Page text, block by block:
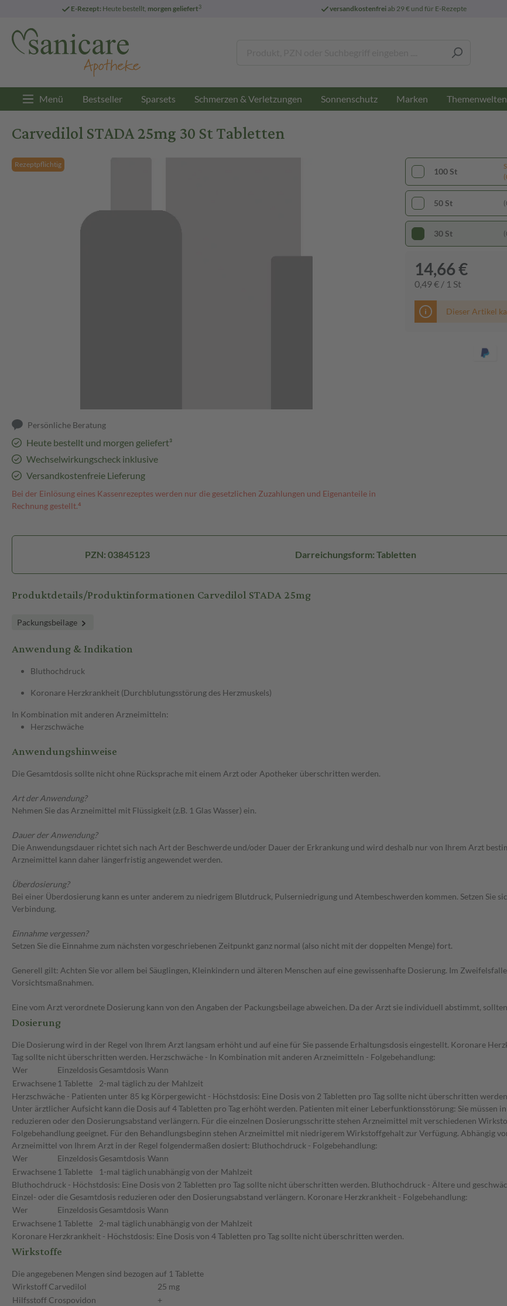
E-Rezept: Heute bestellt, morgen geliefert3 versandkostenfreiab 29 € und für E-Rezepte
Menü Bestseller Sparsets Schmerzen & Verletzungen Sonnenschutz Marken Themenwelten
Carvedilol STADA 25mg 30 St Tabletten
Rezeptpflichtig
Persönliche Beratung
Heute bestellt und morgen geliefert³
Wechselwirkungscheck inklusive
Versandkostenfreie Lieferung
Bei der Einlösung eines Kassenrezeptes werden nur die gesetzlichen Zuzahlungen und Eigenanteile in
Rechnung gestellt.⁴
100 St
50 St
30 St
14,66 €
0,49 € / 1 St
Dieser Artikel
PZN: 03845123 Darreichungsform: Tabletten
Produktdetails/Produktinformationen Carvedilol STADA 25mg
Packungsbeilage
Anwendung & Indikation
Bluthochdruck
Koronare Herzkrankheit (Durchblutungsstörung des Herzmuskels)
In Kombination mit anderen Arzneimitteln:
Herzschwäche
Anwendungshinweise
Die Gesamtdosis sollte nicht ohne Rücksprache mit einem Arzt oder Apotheker überschritten werden.
Art der Anwendung?
Nehmen Sie das Arzneimittel mit Flüssigkeit (z.B. 1 Glas Wasser) ein.
Dauer der Anwendung?
Die Anwendungsdauer richtet sich nach Art der Beschwerde und/oder Dauer der Erkrankung und wird deshalb nur von Ihrem Arzt
Arzneimittel kann daher längerfristig angewendet werden.
Überdosierung?
Bei einer Überdosierung kann es unter anderem zu niedrigem Blutdruck, Pulserniedrigung und Atembeschwerden kommen. Setzen Sie
Verbindung.
Einnahme vergessen?
Setzen Sie die Einnahme zum nächsten vorgeschriebenen Zeitpunkt ganz normal (also nicht mit der doppelten Menge) fort.
Generell gilt: Achten Sie vor allem bei Säuglingen, Kleinkindern und älteren Menschen auf eine gewissenhafte Dosierung. Im
Vorsichtsmaßnahmen.
Eine vom Arzt verordnete Dosierung kann von den Angaben der Packungsbeilage abweichen. Da der Arzt sie individuell abstimmt,
Dosierung
Die Dosierung wird in der Regel von Ihrem Arzt langsam erhöht und auf eine für Sie passende Erhaltungsdosis eingestellt. Koronare
Tag sollte nicht überschritten werden. Herzschwäche - In Kombination mit anderen Arzneimitteln - Folgebehandlung:
Wer
Einzeldosis Gesamtdosis Wann
Erwachsene 1 Tablette 2-mal täglich zu der Mahlzeit
Herzschwäche - Patienten unter 85 kg Körpergewicht - Höchstdosis: Eine Dosis von 2 Tabletten pro Tag sollte nicht überschritten
Unter ärztlicher Aufsicht kann die Dosis auf 4 Tabletten pro Tag erhöht werden. Patienten mit einer Leberfunktionsstörung: Sie müssen
reduzieren oder den Dosierungsabstand verlängern. Für die einzelnen Dosierungsschritte stehen Arzneimittel mit verschiedenen
Folgebehandlung geeignet. Für den Behandlungsbeginn stehen Arzneimittel mit niedrigerem Wirkstoffgehalt zur Verfügung. Abhängig
Arzneimittel von Ihrem Arzt in der Regel folgendermaßen dosiert: Bluthochdruck - Folgebehandlung:
Wer
Einzeldosis Gesamtdosis Wann
Erwachsene 1 Tablette 1-mal täglich unabhängig von der Mahlzeit
Bluthochdruck - Höchstdosis: Eine Dosis von 2 Tabletten pro Tag sollte nicht überschritten werden. Bluthochdruck - Ältere und
Einzel- oder die Gesamtdosis reduzieren oder den Dosierungsabstand verlängern. Koronare Herzkrankheit - Folgebehandlung:
Wer
Einzeldosis Gesamtdosis Wann
Erwachsene 1 Tablette 2-mal täglich unabhängig von der Mahlzeit
Koronare Herzkrankheit - Höchstdosis: Eine Dosis von 4 Tabletten pro Tag sollte nicht überschritten werden.
Wirkstoffe
Die angegebenen Mengen sind bezogen auf 1 Tablette
WirkstoffCarvedilol
25 mg
Hilfsstoff Crospovidon
+